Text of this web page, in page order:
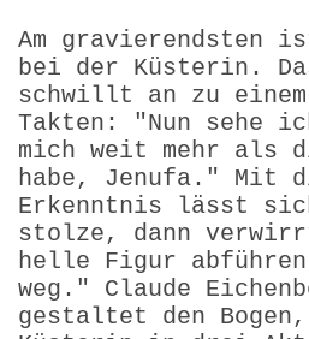
Am gravierendsten
bei der Küsterin.
schwillt an zu einem
Takten: "Nun sehe
mich weit mehr als
habe, Jenufa." Mit
Erkenntnis lässt
stolze, dann
helle Figur
weg." Claude
gestaltet den